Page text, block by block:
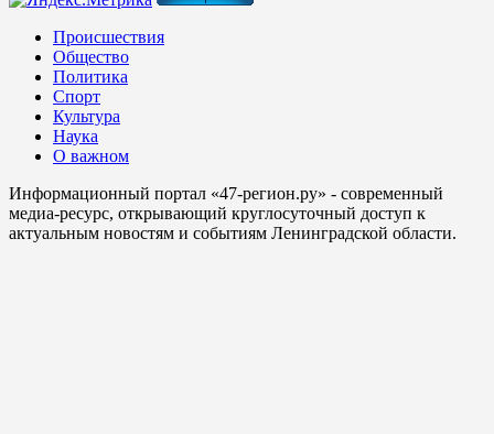
Происшествия
Общество
Политика
Спорт
Культура
Наука
О важном
Информационный портал «47-регион.ру» - современный
медиа-ресурс, открывающий круглосуточный доступ к
актуальным новостям и событиям Ленинградской области.